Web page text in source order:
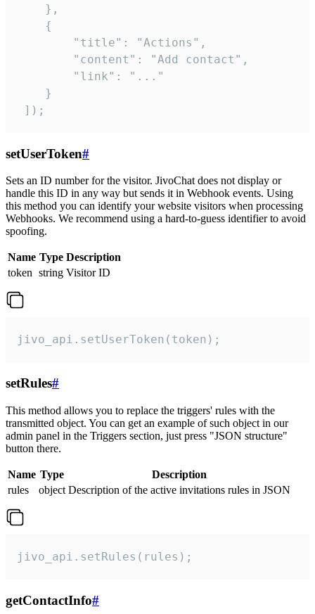
    },
    {
        "title": "Actions",
        "content": "Add contact",
        "link": "..."
    }
]);
setUserToken#
Sets an ID number for the visitor. JivoChat does not display or
handle this ID in any way but sends it in Webhook events. Using
this method you can identify your website visitors when processing
Webhooks. We recommend using a hard-to-guess identifier to avoid
spoofing.
Name Type Description
token string Visitor ID
jivo_api.setUserToken(token);
setRules#
This method allows you to replace the triggers' rules with the
transmitted object. You can get an example of such object in our
admin panel in the Triggers section, just press "JSON structure"
button there.
Name Type
Description
rules
object Description of the active invitations rules in JSON
jivo_api.setRules(rules);
getContactInfo#